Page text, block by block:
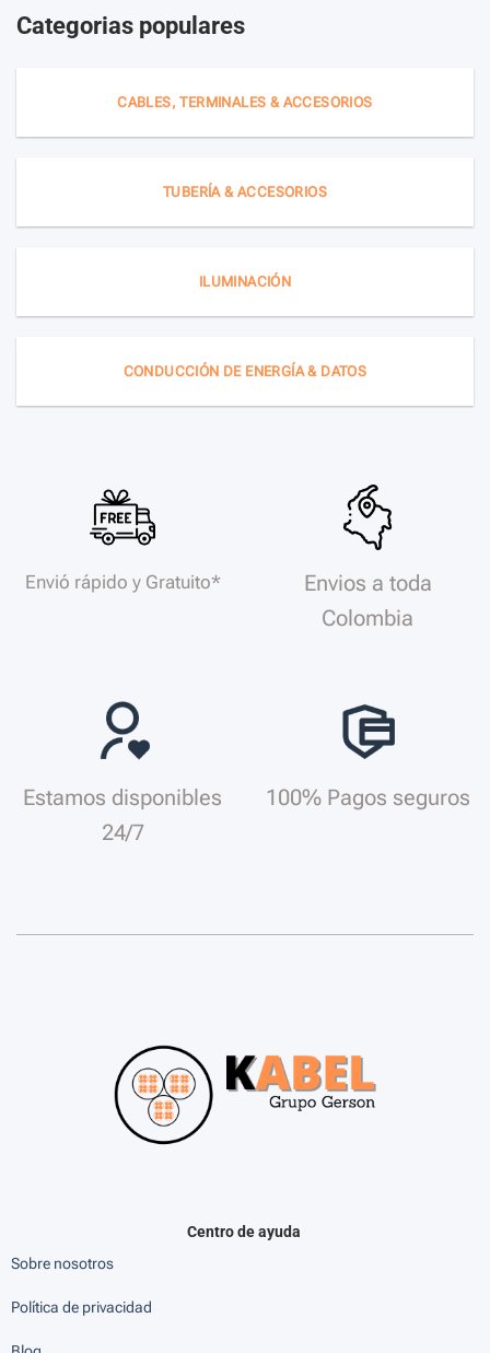
Categorias populares
CABLES, TERMINALES & ACCESORIOS
TUBERÍA & ACCESORIOS
ILUMINACIÓN
CONDUCCIÓN DE ENERGÍA & DATOS
Envió rápido y Gratuito*
Envios a toda
Colombia
Estamos disponibles
24/7
100% Pagos seguros
Centro de ayuda
Sobre nosotros
Política de privacidad